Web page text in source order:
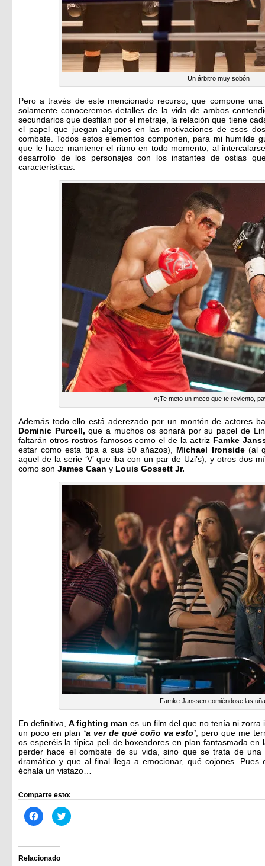
Un árbitro muy sobón
Pero a través de este mencionado recurso, que compone
solamente conoceremos detalles de la vida de ambos
secundarios que desfilan por el metraje, la relación que tiene
el papel que juegan algunos en las motivaciones de esos
combate. Todos estos elementos componen, para mi humilde
que le hace mantener el ritmo en todo momento, al
desarrollo de los personajes con los instantes de ostias
características.
«¡Te meto un meco que te reviento,
Además todo ello está aderezado por un montón de actores
Dominic Purcell, que a muchos os sonará por su papel de
faltarán otros rostros famosos como el de la actriz Famke
estar como esta tipa a sus 50 añazos), Michael Ironside(al
aquel de la serie ‘V’ que iba con un par de Uzi’s), y otros dos
como son James Caan y Louis Gossett Jr.
Famke Janssen comiéndose las
En definitiva,A fighting man es un film del que no tenía ni zorra
un poco en plan ‘a ver de qué coño va esto’ , pero que me
os esperéis la típica peli de boxeadores en plan fantasmada
perder hace el combate de su vida, sino que se trata de
dramático y que al final llega a emocionar, qué cojones.
échala un vistazo…
Comparte esto:
Haz
clic
Facebook
(Se
abre
Haz
clic
Relacionado